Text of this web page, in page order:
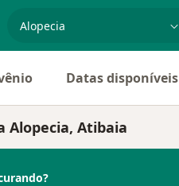
Datas disponíveis
Alopecia, Atibaia